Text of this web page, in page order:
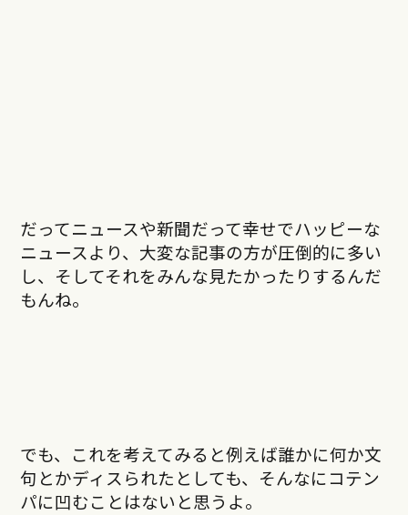
だってニュースや新聞だって幸せでハッピーな
ニュースより、大変な記事の方が圧倒的に多い
し、そしてそれをみんな見たかったりするんだ
もんね。
でも、これを考えてみると例えば誰かに何か文
句とかディスられたとしても、そんなにコテン
パに凹むことはないと思うよ。